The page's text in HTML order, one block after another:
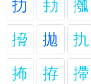
扐 劧 摦
搚
拋 扏
抪
拵 摕